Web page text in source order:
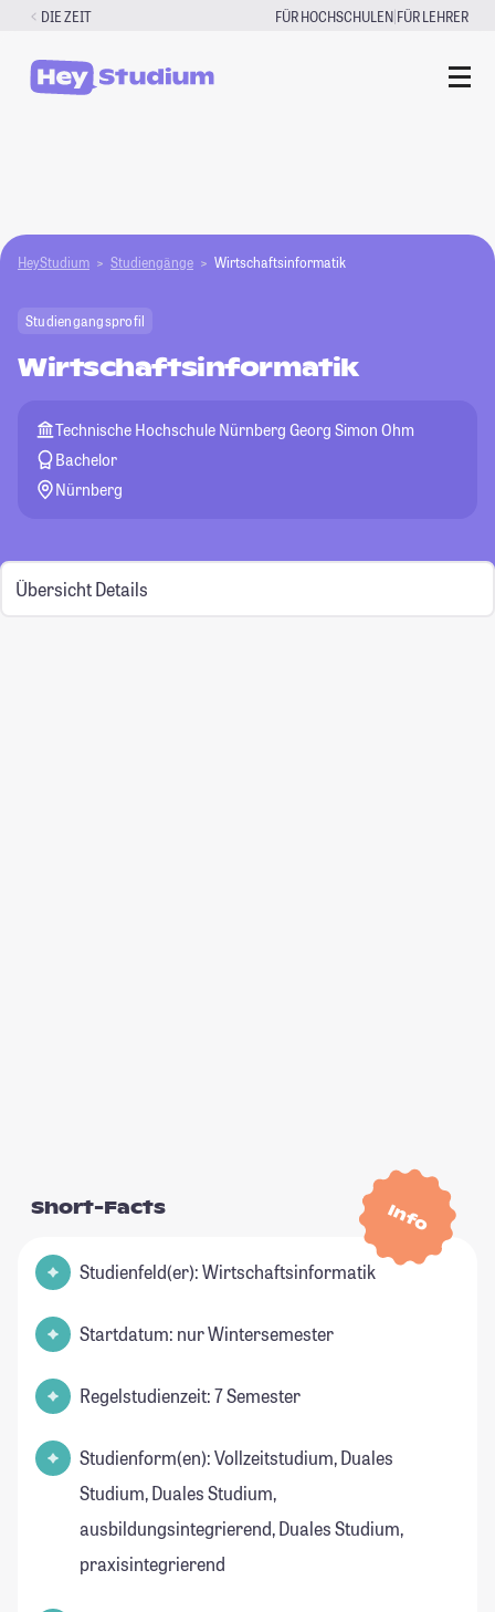
Zum
springen
DIE ZEIT FÜR HOCHSCHULEN|FÜR LEHRER
HeyStudium Studiengänge Wirtschaftsinformatik
Studiengangsprofil
Wirtschaftsinformatik
Technische Hochschule Nürnberg Georg Simon Ohm
Bachelor
Nürnberg
Übersicht Details
Info
Short-Facts
Studienfeld(er): Wirtschaftsinformatik
Startdatum: nur Wintersemester
Regelstudienzeit: 7 Semester
Studienform(en): Vollzeitstudium, Duales
Studium, Duales Studium,
ausbildungsintegrierend, Duales Studium,
praxisintegrierend